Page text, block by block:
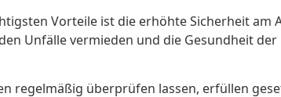
Vorteile ist die erhöhte Sicherheit am
Unfälle vermieden und die Gesundheit
überprüfen lassen, erfüllen